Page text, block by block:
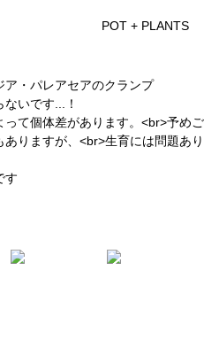
POT + PLANTS